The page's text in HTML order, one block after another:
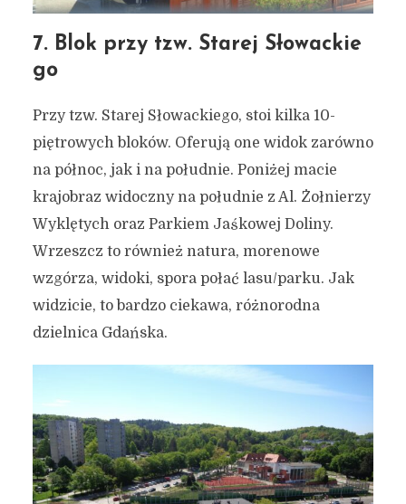
7. Blok przy tzw. Starej Słowackie
go
Przy tzw. Starej Słowackiego, stoi kilka 10-
piętrowych bloków. Oferują one widok zarówno
na północ, jak i na południe. Poniżej macie
krajobraz widoczny na południe z Al. Żołnierzy
Wyklętych oraz Parkiem Jaśkowej Doliny.
Wrzeszcz to również natura, morenowe
wzgórza, widoki, spora połać lasu/parku. Jak
widzicie, to bardzo ciekawa, różnorodna
dzielnica Gdańska.